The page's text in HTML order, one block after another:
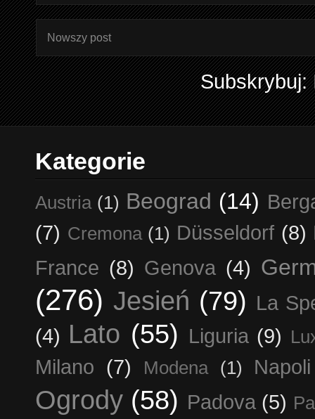
Nowszy post
Subskrybuj:
Kategorie
Austria (1) Beograd (14)
(7) Cremona (1) Düsseldorf (8)
France (8) Genova (4)
(276) Jesień (79) La
(4) Lato (55) Liguria (9)
Milano (7) Modena (1) Napoli
Ogrody (58) Padova (5)